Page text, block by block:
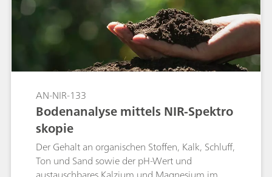
AN-NIR-133
Bodenanalyse mittels NIR-Spektro
skopie
Der Gehalt an organischen Stoffen, Kalk, Schluff,
Ton und Sand sowie der pH-Wert und